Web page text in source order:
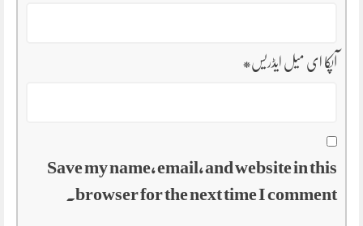
آپکا ای میل ایڈریس*
Save my name, email, and website in this
browser for the next time I comment.